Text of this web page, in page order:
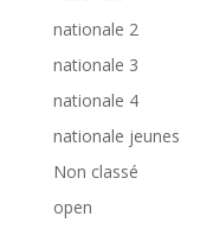
nationale 2
nationale 3
nationale 4
nationale jeunes
Non classé
open